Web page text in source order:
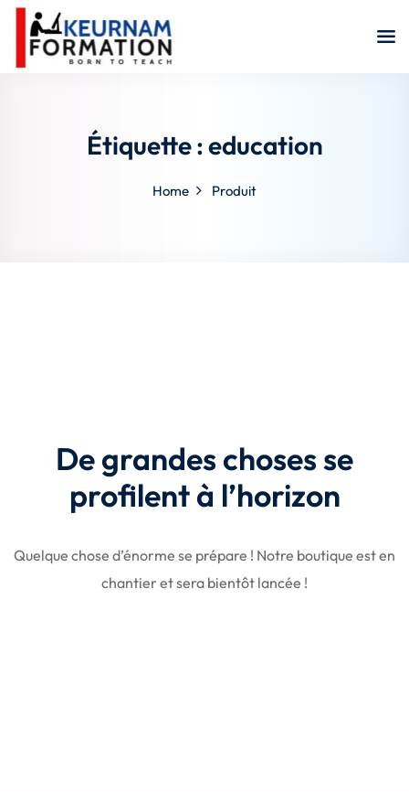
Étiquette :education
Home Produit
De grandes choses se
profilent à l’horizon
Quelque chose d’énorme se prépare ! Notre boutique est en
chantier et sera bientôt lancée !
Sign in